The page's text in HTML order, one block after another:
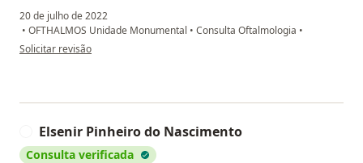
20 de julho de 2022
• OFTHALMOS Unidade Monumental • Consulta Oftalmologia •
na opinião do utilizador Alcilene Fonseca de Souza
Solicitar revisão
Elsenir Pinheiro do Nascimento
Consulta verificada